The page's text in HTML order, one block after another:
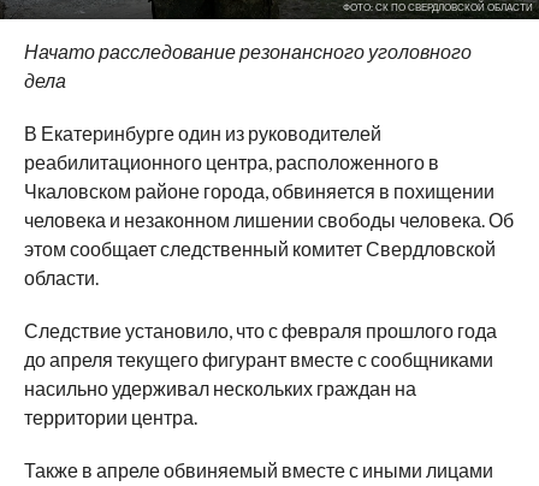
ФОТО: СК ПО СВЕРДЛОВСКОЙ ОБЛАСТИ
Начато расследование резонансного уголовного
дела
В Екатеринбурге один из руководителей
реабилитационного центра, расположенного в
Чкаловском районе города, обвиняется в похищении
человека и незаконном лишении свободы человека. Об
этом сообщает следственный комитет Свердловской
области.
Следствие установило, что с февраля прошлого года
до апреля текущего фигурант вместе с сообщниками
насильно удерживал нескольких граждан на
территории центра.
Также в апреле обвиняемый вместе с иными лицами